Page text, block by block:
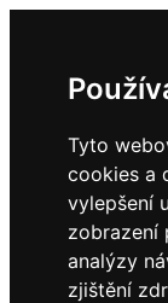
Tyto
cookies a
vylepšení
zobrazení
analýzy
zjištění